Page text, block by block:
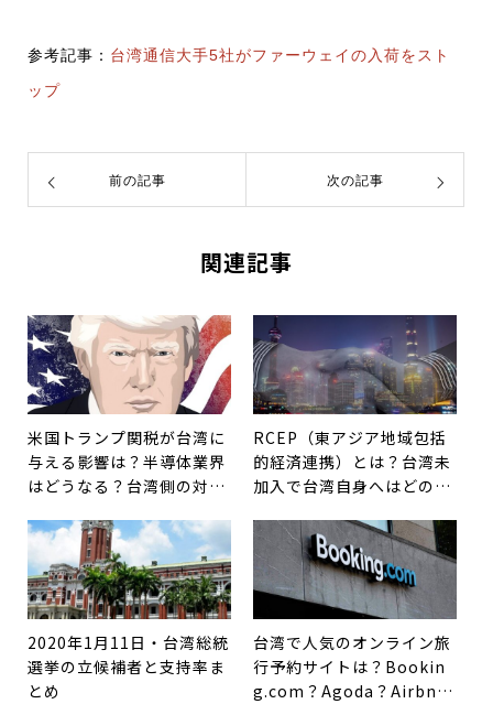
参考記事： 台湾通信大手5社がファーウェイの入荷をスト
ップ
前の記事 次の記事
関連記事
米国トランプ関税が台湾に
与える影響は？半導体業界
はどうなる？台湾側の対応
RCEP（東アジア地域包括
的経済連携）とは？台湾未
加入で台湾自身へはどのよ
2020年1月11日・台湾総統
選挙の立候補者と支持率ま
とめ
台湾で人気のオンライン旅
行予約サイトは？Bookin
g.com？Agoda？Airbn